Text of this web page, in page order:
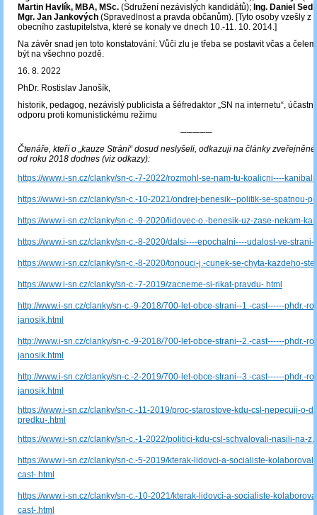
Martin Havlík, MBA, MSc. (Sdružení nezávislých kandidátů); Ing. Daniel
Mgr. Jan Jankových (Spravedlnost a pravda občanům). [Tyto osoby vzešly z
obecního zastupitelstva, které se konaly ve dnech 10.-11. 10. 2014.]
Na závěr snad jen toto konstatování: Vůči zlu je třeba se postavit včas a
být na všechno pozdě.
16. 8. 2022
PhDr. Rostislav Janošík,
historik, pedagog, nezávislý publicista a šéfredaktor „SN na internetu“,
odporu proti komunistickému režimu
─────
Čtenáře, kteří o „kauze Strání“ dosud neslyšeli, odkazuji na články
od roku 2018 dodnes (viz odkazy):
https://www.i-sn.cz/clanky/sn-c.-7-2022/rozmohl-se-nam-tu-koalicni----
https://www.i-sn.cz/clanky/sn-c.-10-2021/ondrej-benesik--politik-se-spatnou-
https://www.i-sn.cz/clanky/sn-c.-9-2020/lidovec-o.-benesik-uz-zase-nekam-
https://www.i-sn.cz/clanky/sn-c.-8-2020/dalsi----epochalni----udalost-ve-strani-
https://www.i-sn.cz/clanky/sn-c.-8-2020/tonouci-j.-cunek-se-chyta-kazdeho-
https://www.i-sn.cz/clanky/sn-c.-7-2019/zacneme-si-rikat-pravdu-.html
http://www.i-sn.cz/clanky/sn-c.-9-2018/700-let-obce-strani--1.-cast------phdr.-
janosik.html
http://www.i-sn.cz/clanky/sn-c.-9-2018/700-let-obce-strani--2.-cast------phdr.-
janosik.html
http://www.i-sn.cz/clanky/sn-c.-2-2019/700-let-obce-strani--3.-cast------phdr.-
janosik.html
https://www.i-sn.cz/clanky/sn-c.-11-2019/proc-starostove-kdu-csl-nepecuji-o-
predku-.html
https://www.i-sn.cz/clanky/sn-c.-1-2022/politici-kdu-csl-schvalovali-nasili-na-
https://www.i-sn.cz/clanky/sn-c.-5-2019/kterak-lidovci-a-socialiste-
cast-.html
https://www.i-sn.cz/clanky/sn-c.-10-2021/kterak-lidovci-a-socialiste-
cast-.html